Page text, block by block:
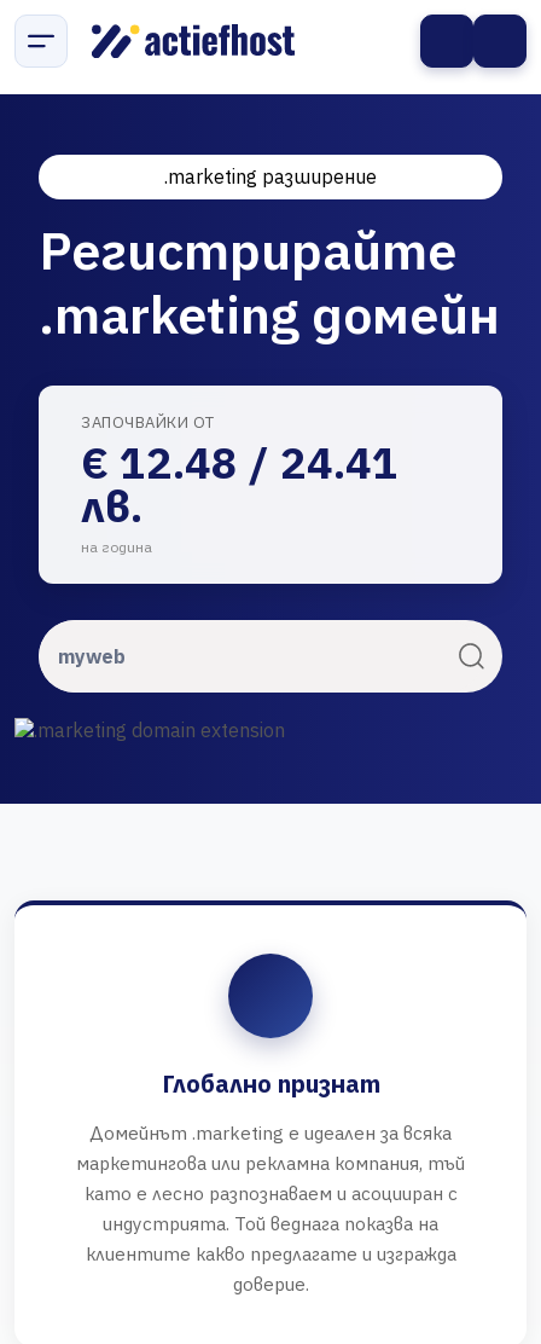
.marketing разширение
Регистрирайте
.marketing домейн
ЗАПОЧВАЙКИ ОТ
€ 12.48 / 24.41
лв.
на година
Глобално признат
Домейнът .marketing е идеален за всяка
маркетингова или рекламна компания, тъй
като е лесно разпознаваем и асоцииран с
индустрията. Той веднага показва на
клиентите какво предлагате и изгражда
доверие.